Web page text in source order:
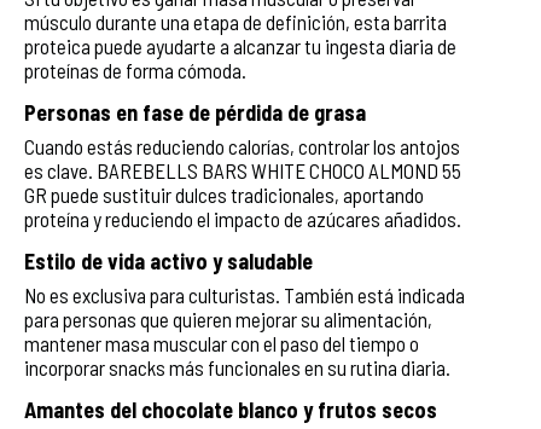
músculo durante una etapa de definición, esta barrita
proteica puede ayudarte a alcanzar tu ingesta diaria de
proteínas de forma cómoda.
Personas en fase de pérdida de grasa
Cuando estás reduciendo calorías, controlar los antojos
es clave. BAREBELLS BARS WHITE CHOCO ALMOND 55
GR puede sustituir dulces tradicionales, aportando
proteína y reduciendo el impacto de azúcares añadidos.
Estilo de vida activo y saludable
No es exclusiva para culturistas. También está indicada
para personas que quieren mejorar su alimentación,
mantener masa muscular con el paso del tiempo o
incorporar snacks más funcionales en su rutina diaria.
Amantes del chocolate blanco y frutos secos